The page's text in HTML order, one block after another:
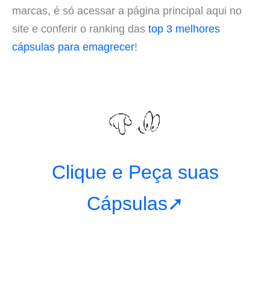
marcas, é só acessar a página principal aqui no
site e conferir o ranking das top 3 melhores
cápsulas para emagrecer!
Clique e Peça suas
Cápsulas➚